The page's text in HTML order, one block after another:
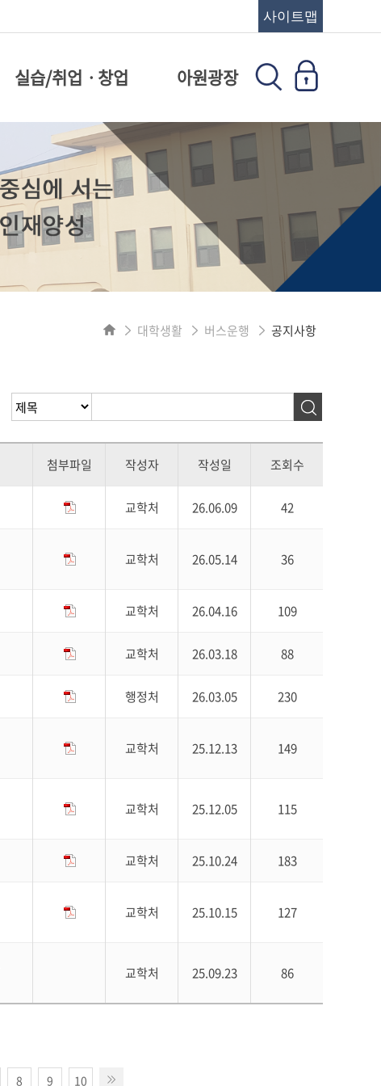
사이트맵
실습/취업ㆍ창업 아원광장
대학생활 버스운행 공지사항
첨부파일 작성자 작성일 조회수
교학처 26.06.09 42
교학처 26.05.14 36
교학처 26.04.16 109
교학처 26.03.18 88
행정처 26.03.05 230
교학처 25.12.13 149
교학처 25.12.05 115
교학처 25.10.24 183
교학처 25.10.15 127
교학처 25.09.23 86
8 9 10